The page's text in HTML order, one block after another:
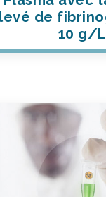
de
10 g/L